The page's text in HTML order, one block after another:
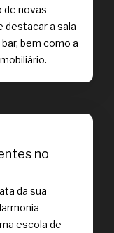
de novas
destacar a sala
bem como a
no
da sua
escola de